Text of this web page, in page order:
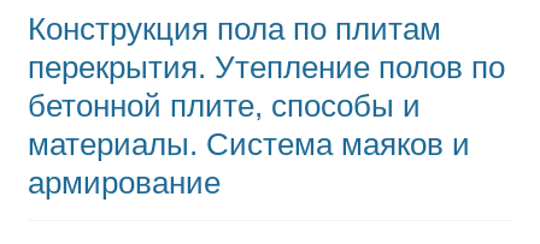
Конструкция пола по плитам
перекрытия. Утепление полов по
бетонной плите, способы и
материалы. Система маяков и
армирование